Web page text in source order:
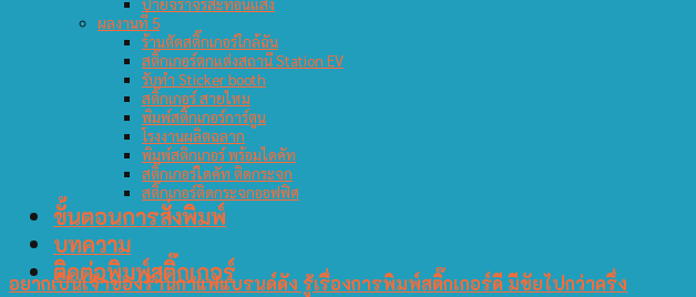
ป้ายจราจรสะท้อนแสง
ผลงานที่ 5
ร้านตัดสติ๊กเกอร์ใกล้ฉัน
สติ๊กเกอร์ตกแต่งสถานี Station EV
รับทำ Sticker booth
สติ๊กเกอร์ สายไหม
พิมพ์สติ๊กเกอร์การ์ตูน
โรงงานผลิตฉลาก
พิมพ์สติกเกอร์ พร้อมไดคัท
สติ๊กเกอร์ไดคัท ติดกระจก
สติ๊กเกอร์ติดกระจกออฟฟิศ
ขั้นตอนการสั่งพิมพ์
บทความ
ติดต่อพิมพ์สติ๊กเกอร์
อยากเป็นเจ้าของร้านกาแฟแบรนด์ดัง รู้เรื่องการพิมพ์สติ๊กเกอร์ดี มีชัยไปกว่าครึ่ง